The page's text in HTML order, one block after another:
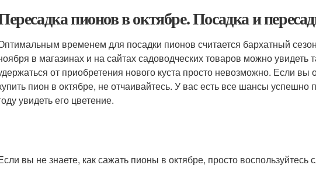
пионов в октябре. Посадка и
временем для посадки пионов считается бархатный
в магазинах и на сайтах садоводческих товаров можно увидеть
от приобретения нового куста просто невозможно. Если вы
пион в октябре, не отчаивайтесь. У вас есть все шансы
увидеть его цветение.
вы не знаете, как сажать пионы в октябре, просто